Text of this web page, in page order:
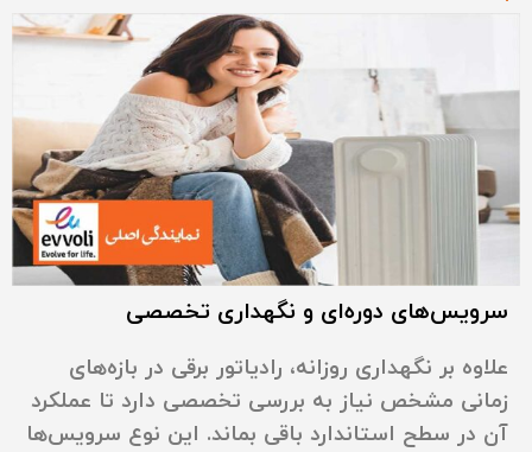
سرویس‌های دوره‌ای و نگهداری تخصصی
علاوه بر نگهداری روزانه، رادیاتور برقی در بازه‌های
زمانی مشخص نیاز به بررسی تخصصی دارد تا عملکرد
آن در سطح استاندارد باقی بماند. این نوع سرویس‌ها